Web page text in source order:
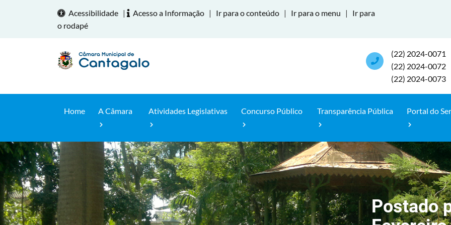
Acessibilidade | Acesso a Informação | Ir para o conteúdo | Ir para o menu |
Ir para
o rodapé
(22) 2024-0071
(22) 2024-0072
(22) 2024-0073
Home A Câmara Atividades Legislativas Concurso Público Transparência Pública Portal do
Postado